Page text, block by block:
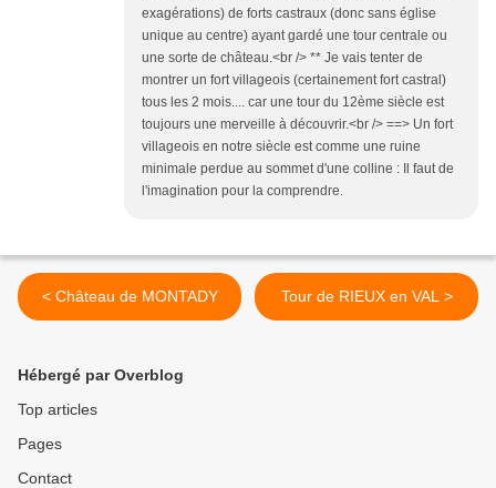
exagérations) de forts castraux (donc sans église
unique au centre) ayant gardé une tour centrale ou
une sorte de château.<br /> ** Je vais tenter de
montrer un fort villageois (certainement fort castral)
tous les 2 mois.... car une tour du 12ème siècle est
toujours une merveille à découvrir.<br /> ==> Un fort
villageois en notre siècle est comme une ruine
minimale perdue au sommet d'une colline : Il faut de
l'imagination pour la comprendre.
< Château de MONTADY Tour de RIEUX en VAL >
Hébergé par Overblog
Top articles
Pages
Contact